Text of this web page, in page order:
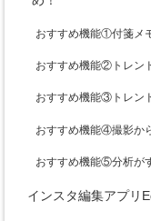
おすすめ機能①付箋メ
おすすめ機能②トレン
おすすめ機能③トレン
おすすめ機能④撮影か
おすすめ機能⑤分析が
インスタ編集アプリ